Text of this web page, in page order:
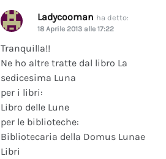
Ladycooman ha detto:
18 Aprile 2013 alle 17:22
Tranquilla!!
Ne ho altre tratte dal libro La
sedicesima Luna
per i libri:
Libro delle Lune
per le biblioteche:
Bibliotecaria della Domus Lunae
Libri